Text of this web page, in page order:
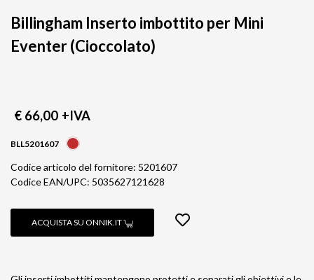
Billingham Inserto imbottito per Mini
Eventer (Cioccolato)
€ 66,00 +IVA
BLL5201607
Codice articolo del fornitore: 5201607
Codice EAN/UPC: 5035627121628
ACQUISTA SU ONNIK.IT